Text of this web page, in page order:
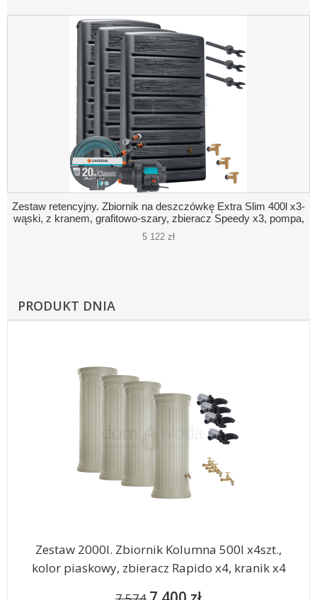
Zestaw retencyjny. Zbiornik na deszczówkę Extra Slim 400l x3-
wąski, z kranem, grafitowo-szary, zbieracz Speedy x3, pompa,
akcesoria
5 122 zł
PRODUKT DNIA
Zestaw 2000l. Zbiornik Kolumna 500l x4szt.,
kolor piaskowy, zbieracz Rapido x4, kranik x4